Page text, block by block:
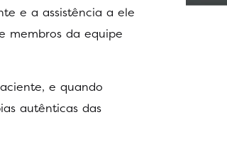
e a assistência a ele
membros da equipe
e quando
autênticas das